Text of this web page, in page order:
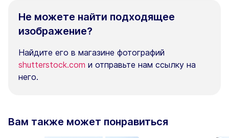
Не можете найти подходящее
изображение?
Найдите его в магазине фотографий
shutterstock.com и отправьте нам ссылку на
него.
Вам также может понравиться